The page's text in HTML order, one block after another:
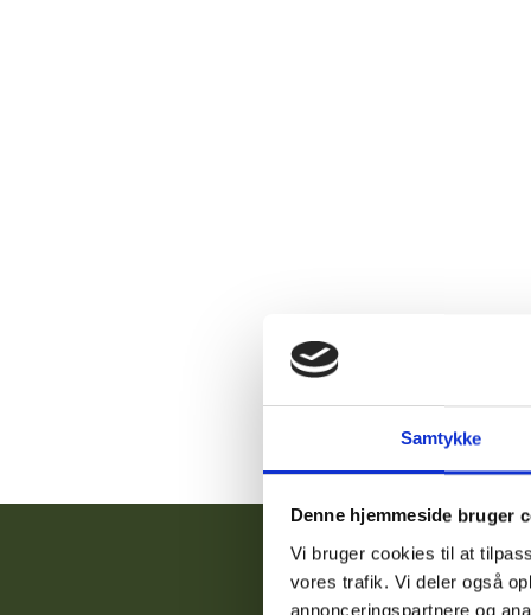
Samtykke
Denne hjemmeside bruger
Vi bruger cookies til at
vores trafik. Vi deler også
annonceringspartnere og